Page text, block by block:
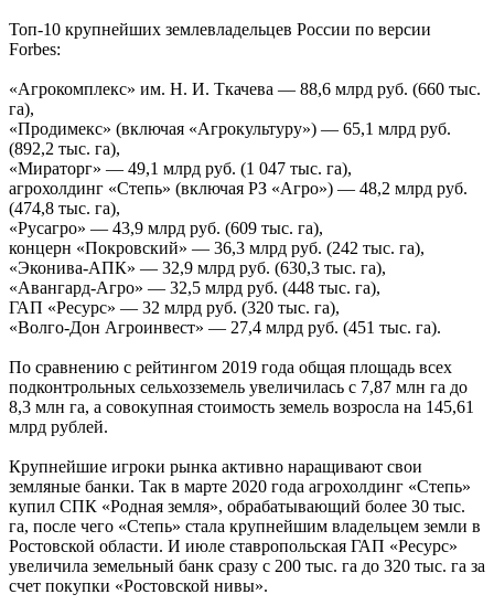
Топ-10 крупнейших землевладельцев России по версии
Forbes:
«Агрокомплекс» им. Н. И. Ткачева — 88,6 млрд руб. (660 тыс.
га),
«Продимекс» (включая «Агрокультуру») — 65,1 млрд руб.
(892,2 тыс. га),
«Мираторг» — 49,1 млрд руб. (1 047 тыс. га),
агрохолдинг «Степь» (включая РЗ «Агро») — 48,2 млрд руб.
(474,8 тыс. га),
«Русагро» — 43,9 млрд руб. (609 тыс. га),
концерн «Покровский» — 36,3 млрд руб. (242 тыс. га),
«Эконива-АПК» — 32,9 млрд руб. (630,3 тыс. га),
«Авангард-Агро» — 32,5 млрд руб. (448 тыс. га),
ГАП «Ресурс» — 32 млрд руб. (320 тыс. га),
«Волго-Дон Агроинвест» — 27,4 млрд руб. (451 тыс. га).
По сравнению с рейтингом 2019 года общая площадь всех
подконтрольных сельхозземель увеличилась с 7,87 млн га до
8,3 млн га, а совокупная стоимость земель возросла на 145,61
млрд рублей.
Крупнейшие игроки рынка активно наращивают свои
земляные банки. Так в марте 2020 года агрохолдинг «Степь»
купил СПК «Родная земля», обрабатывающий более 30 тыс.
га, после чего «Степь» стала крупнейшим владельцем земли в
Ростовской области. И июле ставропольская ГАП «Ресурс»
увеличила земельный банк сразу с 200 тыс. га до 320 тыс. га за
счет покупки «Ростовской нивы».